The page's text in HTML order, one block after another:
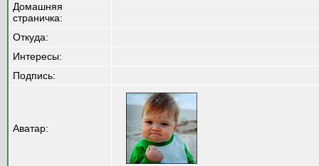
Домашняя
страничка:
Откуда:
Интересы:
Подпись:
Аватар: